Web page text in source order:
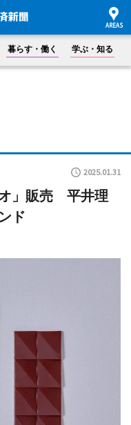
暮らす・働く 学ぶ・知る
2025.01.31
」販売 平井理
ド